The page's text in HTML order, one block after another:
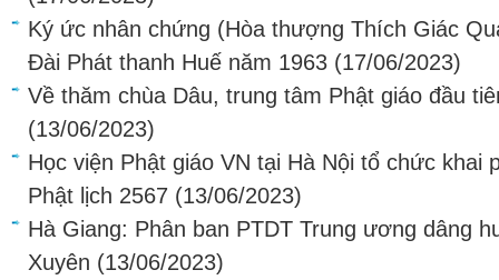
Ký ức nhân chứng (Hòa thượng Thích Giác
Đài Phát thanh Huế năm 1963 (17/06/2023)
Về thăm chùa Dâu, trung tâm Phật giáo đầu
(13/06/2023)
Học viện Phật giáo VN tại Hà Nội tổ chức khai
Phật lịch 2567 (13/06/2023)
Hà Giang: Phân ban PTDT Trung ương dâng
Xuyên (13/06/2023)